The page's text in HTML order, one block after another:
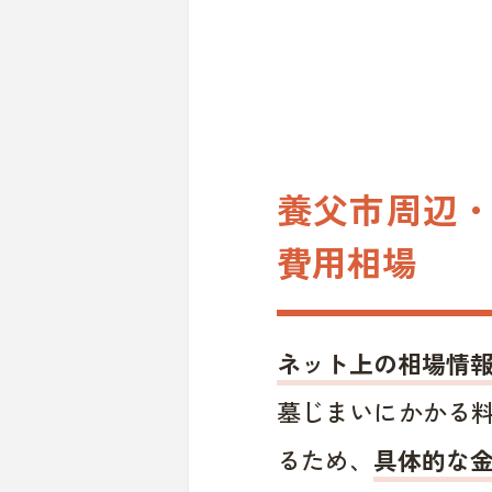
養父市周辺
費用相場
ネット上の相場情
墓じまいにかかる
るため、 具体的な